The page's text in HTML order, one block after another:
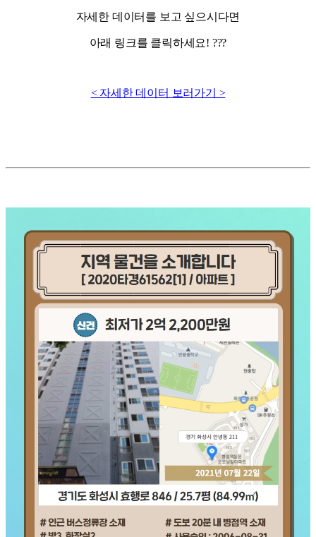
자세한 데이터를 보고 싶으시다면
아래 링크를 클릭하세요! ???
< 자세한 데이터 보러가기 >